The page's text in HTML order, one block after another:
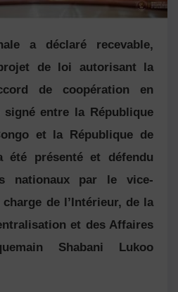
a déclaré recevable,
de loi autorisant la
de coopération en
entre la République
et la République de
été présenté et défendu
nationaux par le vice-
de l’Intérieur, de la
et des Affaires
Shabani Lukoo